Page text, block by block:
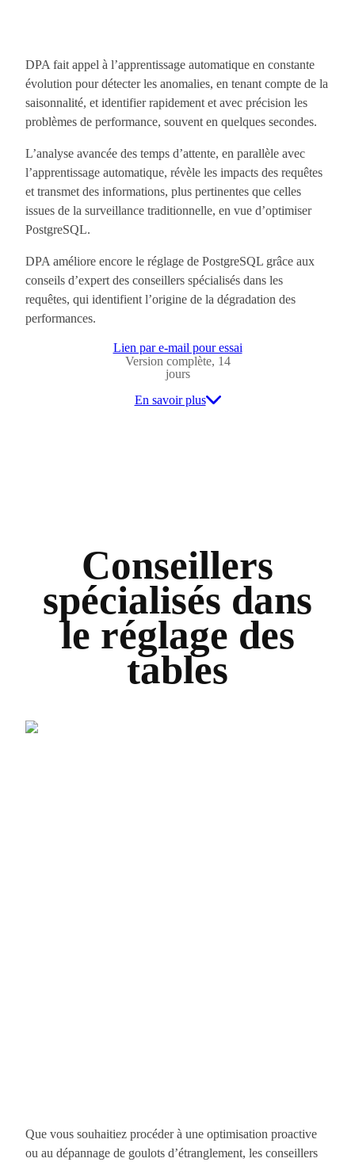
DPA fait appel à l’apprentissage automatique en constante
évolution pour détecter les anomalies, en tenant compte de la
saisonnalité, et identifier rapidement et avec précision les
problèmes de performance, souvent en quelques secondes.
L’analyse avancée des temps d’attente, en parallèle avec
l’apprentissage automatique, révèle les impacts des requêtes
et transmet des informations, plus pertinentes que celles
issues de la surveillance traditionnelle, en vue d’optimiser
PostgreSQL.
DPA améliore encore le réglage de PostgreSQL grâce aux
conseils d’expert des conseillers spécialisés dans les
requêtes, qui identifient l’origine de la dégradation des
performances.
Lien par e-mail pour essai
Version complète, 14
jours
En savoir plus
Conseillers
spécialisés dans
le réglage des
tables
Que vous souhaitiez procéder à une optimisation proactive
ou au dépannage de goulots d’étranglement, les conseillers